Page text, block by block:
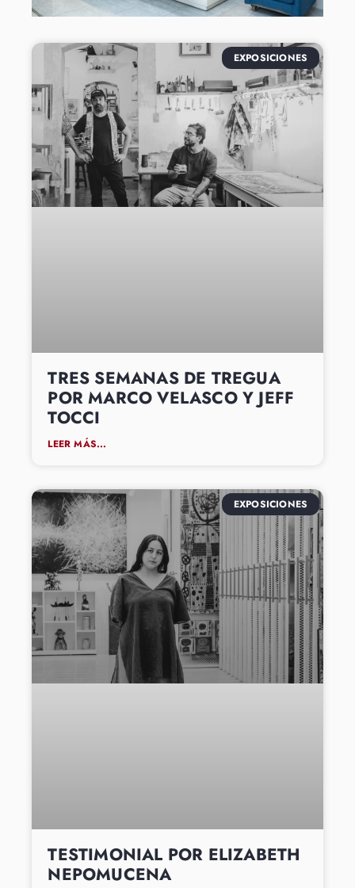
EXPOSICIONES
TRES SEMANAS DE TREGUA
POR MARCO VELASCO Y JEFF
TOCCI
LEER MÁS...
EXPOSICIONES
TESTIMONIAL POR ELIZABETH
NEPOMUCENA